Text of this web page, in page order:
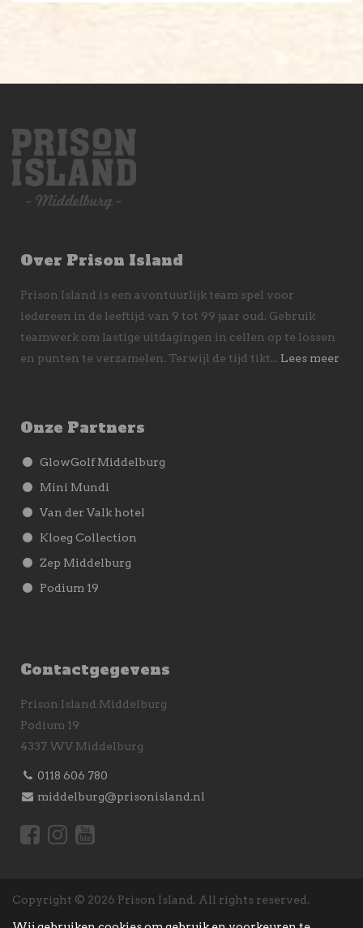
Over Prison Island
Prison Island is een avontuurlijk team spel voor
iedereen in de leeftijd van 9 tot 99 jaar oud. Gebruik
teamwerk om lastige uitdagingen in cellen op te lossen
en punten te verzamelen. Terwijl de tijd tikt... Lees meer
Onze Partners
GlowGolf Middelburg
Mini Mundi
Van der Valk hotel
Kloeg Collection
Zep Middelburg
Podium 19
Contactgegevens
Prison Island Middelburg
Podium 19
4337 WV Middelburg
0118 606 780
middelburg@prisonisland.nl
Copyright © 2026 Prison Island. All rights reserved.